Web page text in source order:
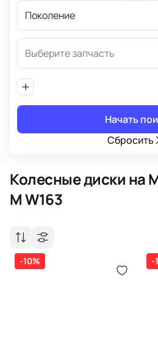
Поколение
Выберите запчасть
Начать
Сбросить
Колесные диски на
M W163
-10% -